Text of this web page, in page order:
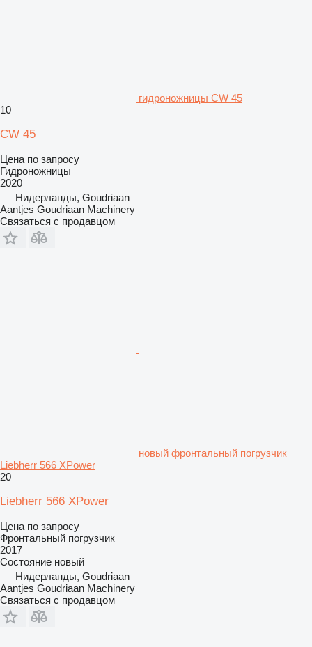
гидроножницы CW 45
10
CW 45
Цена по запросу
Гидроножницы
2020
Нидерланды, Goudriaan
Aantjes Goudriaan Machinery
Связаться с продавцом
новый фронтальный погрузчик
Liebherr 566 XPower
20
Liebherr 566 XPower
Цена по запросу
Фронтальный погрузчик
2017
Состояние новый
Нидерланды, Goudriaan
Aantjes Goudriaan Machinery
Связаться с продавцом